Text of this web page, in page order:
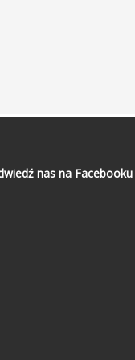
nas na Facebooku